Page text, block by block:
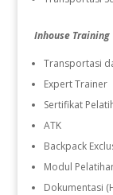
Inhouse Training
Transportasi
Expert Trainer
Sertifikat
ATK
Backpack
Modul
Dokumentasi